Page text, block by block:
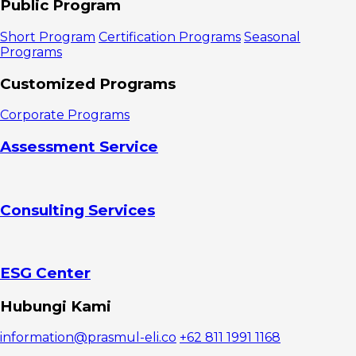
retention
1. Retensi
lebih murah
daripada
akuisisi
2.
yang loyal
menguntungkan
menonjol
dari mulut ke
5.
Pelanggan
yang aktif
memberikan
Public Program
Short Program Certification Programs Seasonal
Programs
Customized Programs
Corporate Programs
Assessment Service
Consulting Services
ESG Center
Hubungi Kami
information@prasmul-eli.co +62 811 1991 1168